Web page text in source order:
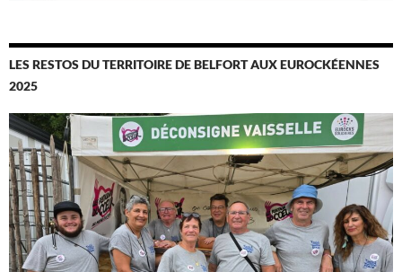
LES RESTOS DU TERRITOIRE DE BELFORT AUX EUROCKÉENNES
2025